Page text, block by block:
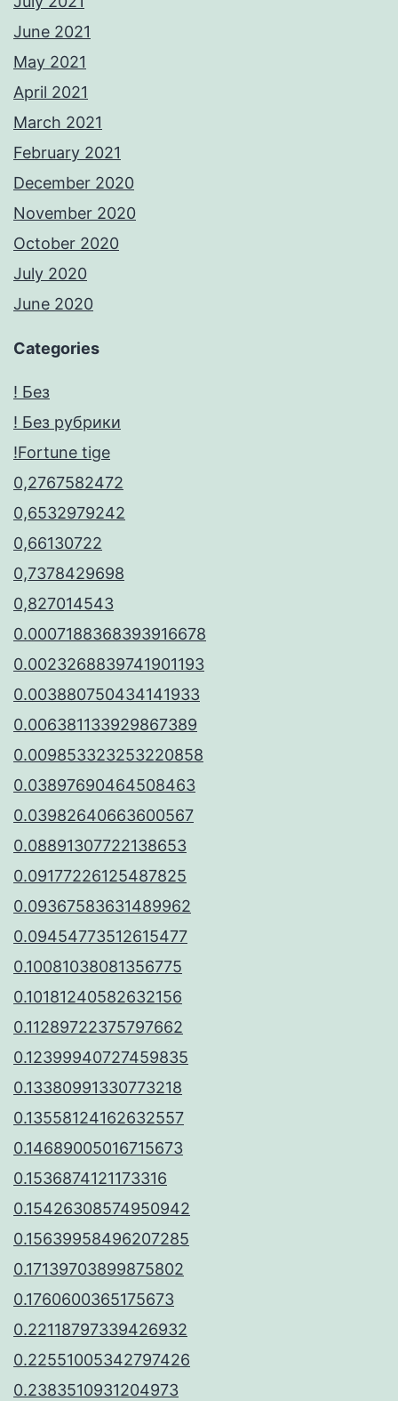
June 2021
May 2021
April 2021
March 2021
February 2021
December 2020
November 2020
October 2020
July 2020
June 2020
Categories
! Без
! Без рубрики
!Fortune tige
0,2767582472
0,6532979242
0,66130722
0,7378429698
0,827014543
0.0007188368393916678
0.0023268839741901193
0.003880750434141933
0.006381133929867389
0.009853323253220858
0.03897690464508463
0.03982640663600567
0.08891307722138653
0.09177226125487825
0.09367583631489962
0.09454773512615477
0.10081038081356775
0.10181240582632156
0.11289722375797662
0.12399940727459835
0.13380991330773218
0.13558124162632557
0.14689005016715673
0.1536874121173316
0.15426308574950942
0.15639958496207285
0.17139703899875802
0.1760600365175673
0.22118797339426932
0.22551005342797426
0.2383510931204973